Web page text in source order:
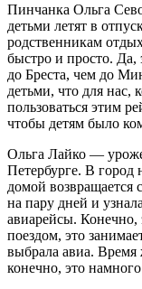
Пинчанка Ольга
детьми летят в
родственникам
быстро и просто. Да,
до Бреста, чем до
детьми, что для нас,
пользоваться этим
чтобы детям было
Ольга Лайко —
Петербурге. В город
домой возвращается
на пару дней и
авиарейсы. Конечно,
поездом, это
выбрала авиа. Время
конечно, это